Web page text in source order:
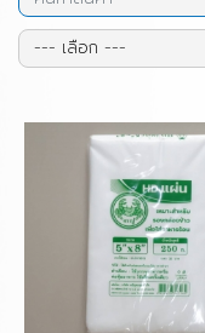
--- เลือก ---